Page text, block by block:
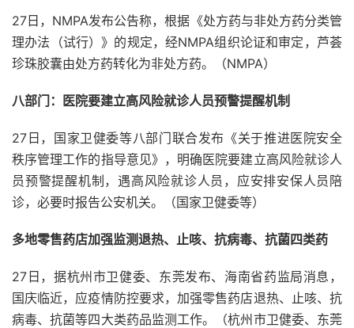
27日，NMPA发布公告称，根据《处方药与非处方药分类管
理办法（试行）》的规定，经NMPA组织论证和审定，芦荟
珍珠胶囊由处方药转化为非处方药。（NMPA）
八部门：医院要建立高风险就诊人员预警提醒机制
27日，国家卫健委等八部门联合发布《关于推进医院安全
秩序管理工作的指导意见》，明确医院要建立高风险就诊人
员预警提醒机制，遇高风险就诊人员，应安排安保人员陪
诊，必要时报告公安机关。（国家卫健委等）
多地零售药店加强监测退热、止咳、抗病毒、抗菌四类药
27日，据杭州市卫健委、东莞发布、海南省药监局消息，
国庆临近，应疫情防控要求，加强零售药店退热、止咳、抗
病毒、抗菌等四大类药品监测工作。（杭州市卫健委、东莞